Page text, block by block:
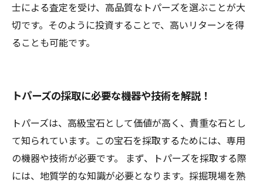
士による査定を受け、高品質なトパーズを選ぶことが大
切です。そのように投資することで、高いリターンを得
ることも可能です。
トパーズの採取に必要な機器や技術を解説！
トパーズは、高級宝石として価値が高く、貴重な石とし
て知られています。この宝石を採取するためには、専用
の機器や技術が必要です。 まず、トパーズを採取する際
には、地質学的な知識が必要となります。採掘現場を熟